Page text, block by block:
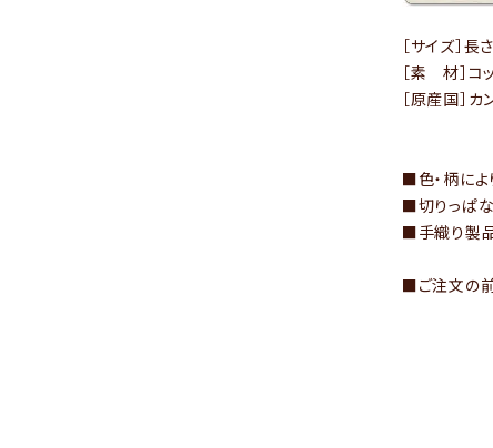
［サイズ］
［素 材］コ
［原産国］カ
■色・柄によ
■切りっぱな
■手織り製品
■ご注文の